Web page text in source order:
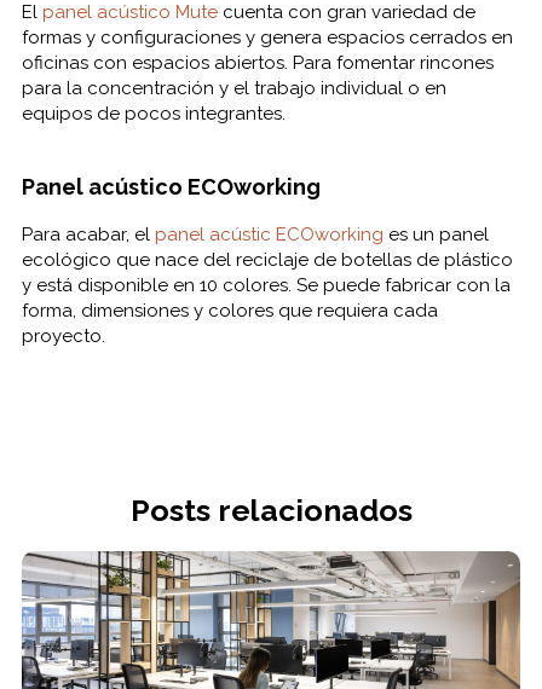
El panel acústico Mutecuenta con gran variedad de
formas y configuraciones y genera espacios cerrados en
oficinas con espacios abiertos. Para fomentar rincones
para la concentración y el trabajo individual o en
equipos de pocos integrantes.
Panel acústico ECOworking
Para acabar, el panel acústic ECOworking es un panel
ecológico que nace del reciclaje de botellas de plástico
y está disponible en 10 colores. Se puede fabricar con la
forma, dimensiones y colores que requiera cada
proyecto.
Posts relacionados